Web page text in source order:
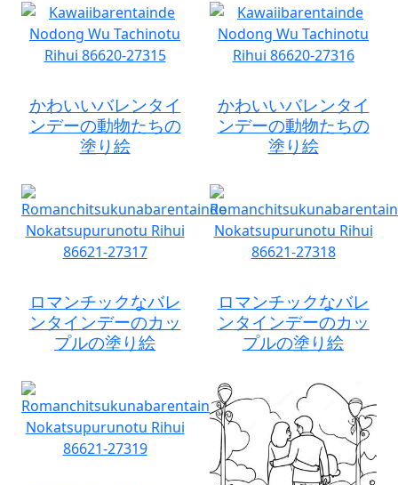
かわいいバレンタイ
ンデーの動物たちの
塗り絵
かわいいバレンタイ
ンデーの動物たちの
塗り絵
ロマンチックなバレ
ンタインデーのカッ
プルの塗り絵
ロマンチックなバレ
ンタインデーのカッ
プルの塗り絵